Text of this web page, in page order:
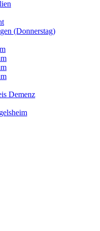
(Donnerstag)
Demenz